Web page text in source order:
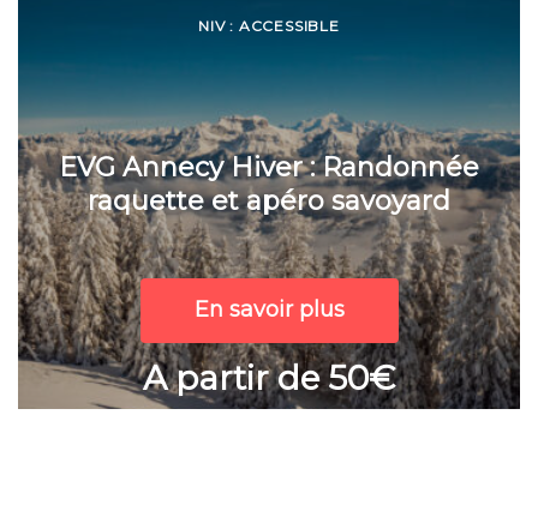
NIV : ACCESSIBLE
EVG Annecy Hiver : Randonnée
raquette et apéro savoyard
En savoir plus
A partir de 50€